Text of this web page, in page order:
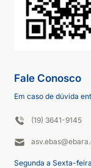
Fale Conosco
Em caso de dúvida
(19) 3641-9145
Segunda a Sexta-feira